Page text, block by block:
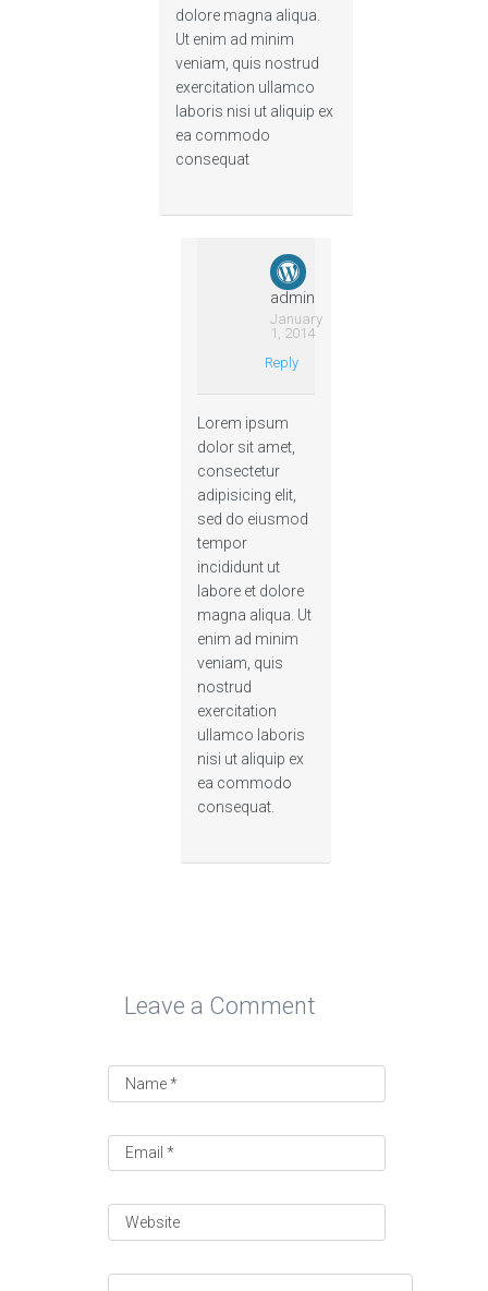
dolore magna aliqua.
Ut enim ad minim
veniam, quis nostrud
exercitation ullamco
laboris nisi ut aliquip ex
ea commodo
consequat
admin
January
1, 2014
Reply
Lorem ipsum
dolor sit amet,
consectetur
adipisicing elit,
sed do eiusmod
tempor
incididunt ut
labore et dolore
magna aliqua. Ut
enim ad minim
veniam, quis
nostrud
exercitation
ullamco laboris
nisi ut aliquip ex
ea commodo
consequat.
Leave a Comment